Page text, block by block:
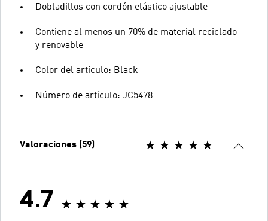
Dobladillos con cordón elástico ajustable
Contiene al menos un 70% de material reciclado
y renovable
Color del artículo: Black
Número de artículo: JC5478
Valoraciones (59)
4.7